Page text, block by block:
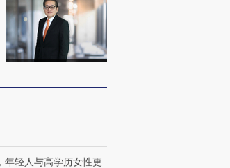
拱下台
飞地休达
【商旅对话】华住集团
年轻人与高学历女性更